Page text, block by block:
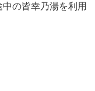
の皆幸乃湯を利用